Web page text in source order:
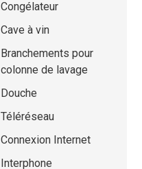
Congélateur
Cave à vin
Branchements pour
colonne de lavage
Douche
Téléréseau
Connexion Internet
Interphone